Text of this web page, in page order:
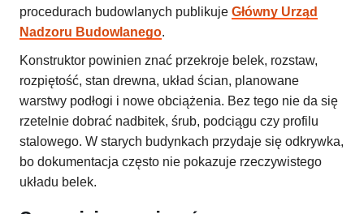
procedurach budowlanych publikuje Główny Urząd
Nadzoru Budowlanego.
Konstruktor powinien znać przekroje belek, rozstaw,
rozpiętość, stan drewna, układ ścian, planowane
warstwy podłogi i nowe obciążenia. Bez tego nie da się
rzetelnie dobrać nadbitek, śrub, podciągu czy profilu
stalowego. W starych budynkach przydaje się odkrywka,
bo dokumentacja często nie pokazuje rzeczywistego
układu belek.